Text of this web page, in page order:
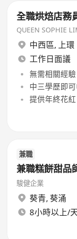
全職烘焙店務
QUEEN SOPHIE
中西區, 上環
工作日面議
無需相關經
中三學歷即
提供年終花紅
兼職
兼職糕餅甜
駿健企業
葵青, 葵涌
8小時以上/